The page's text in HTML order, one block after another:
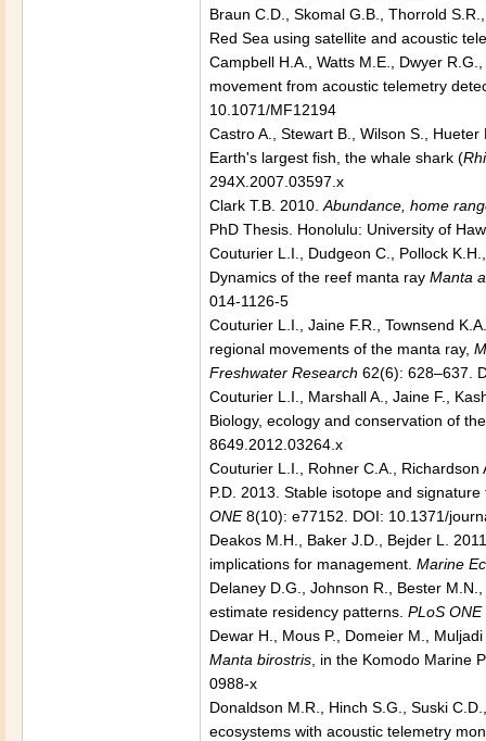
Braun C.D., Skomal G.B., Thorrold
Red Sea using satellite and acoustic
Campbell H.A., Watts M.E., Dwyer
movement from acoustic telemetry
10.1071/MF12194
Castro A., Stewart B., Wilson S.,
Earth's largest fish, the whale shark (
294X.2007.03597.x
Clark T.B. 2010. Abundance, home
PhD Thesis. Honolulu: University of
Couturier L.I., Dudgeon C., Pollock
Dynamics of the reef manta ray Manta
014-1126-5
Couturier L.I., Jaine F.R., Townsend
regional movements of the manta ray,
Freshwater Research 62(6): 628–637.
Couturier L.I., Marshall A., Jaine F.,
Biology, ecology and conservation of
8649.2012.03264.x
Couturier L.I., Rohner C.A., Richardson
P.D. 2013. Stable isotope and
ONE8(10): e77152. DOI: 10.1371/
Deakos M.H., Baker J.D., Bejder L.
implications for management. Marine
Delaney D.G., Johnson R., Bester
estimate residency patterns. PLoS ONE
Dewar H., Mous P., Domeier M.,
Manta birostris , in the Komodo Marine
0988-x
Donaldson M.R., Hinch S.G., Suski
ecosystems with acoustic telemetry